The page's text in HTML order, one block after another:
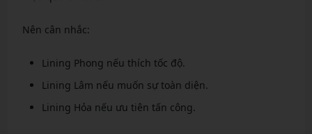
Nên cân nhắc:
Lining Phong nếu thích tốc độ.
Lining Lâm nếu muốn sự toàn diện.
Lining Hỏa nếu ưu tiên tấn công.